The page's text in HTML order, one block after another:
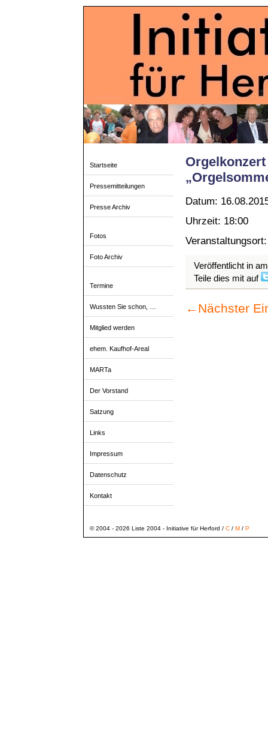
Startseite
Pressemitteilungen
Presse Archiv
Fotos
Foto Archiv
Termine
Wussten Sie schon, …
Mitglied werden
ehem. Kaufhof-Areal
MARTa
Der Vorstand
Satzung
Links
Impressum
Datenschutz
Kontakt
Datum:
Uhrzeit: 18:00
Veröffentlicht in
Teile dies mit auf
← Nächster
© 2004 - 2026 Liste 2004 - Initiative für Herford / C/ M/ P